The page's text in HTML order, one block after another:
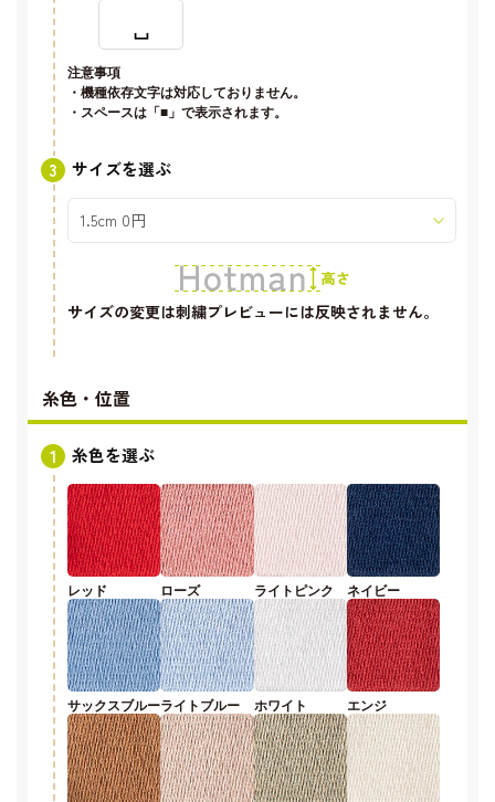
␣
注意事項
・機種依存文字は対応しておりません。
・スペースは「■」で表示されます。
サイズを選ぶ
サイズの変更は刺繍プレビューには反映されません。
糸色・位置
糸色を選ぶ
レッド ローズ ライトピンク ネイビー
サックスブルーライトブルー ホワイト エンジ